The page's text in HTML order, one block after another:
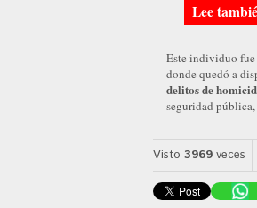
Este individuo fue
donde quedó a
delitos de
seguridad
Visto 3969 veces